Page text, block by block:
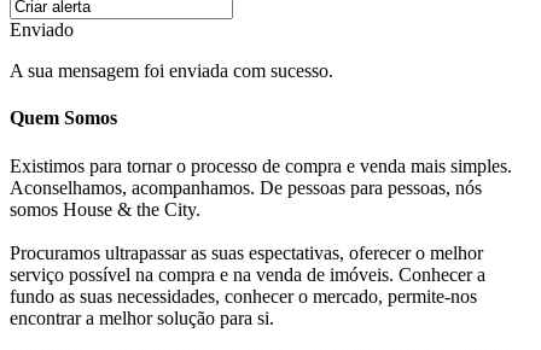
Enviado
A sua mensagem foi enviada com sucesso.
Quem Somos
Existimos para tornar o processo de compra e venda mais simples.
Aconselhamos, acompanhamos. De pessoas para pessoas, nós
somos House & the City.
Procuramos ultrapassar as suas espectativas, oferecer o melhor
serviço possível na compra e na venda de imóveis. Conhecer a
fundo as suas necessidades, conhecer o mercado, permite-nos
encontrar a melhor solução para si.